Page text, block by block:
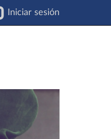
Iniciar sesión